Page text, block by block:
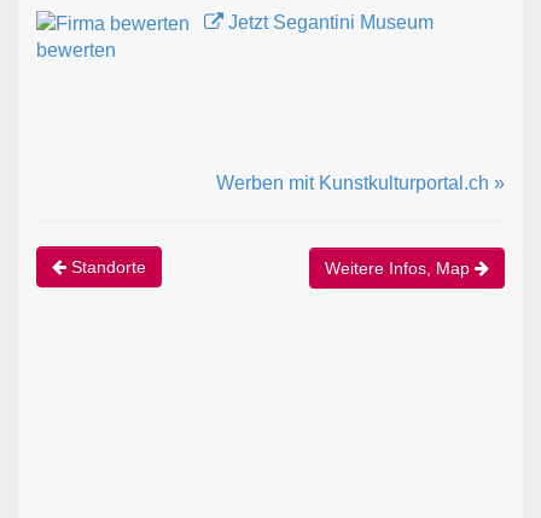
Jetzt Segantini Museum
bewerten
Werben mit Kunstkulturportal.ch »
Standorte Weitere Infos, Map